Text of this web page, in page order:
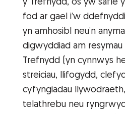
y Trefnydd, os yw safle
fod ar gael i’w
yn amhosibl neu’n
digwyddiad am
Trefnydd (yn cynnwys
streiciau, llifogydd,
cyfyngiadau
telathrebu neu